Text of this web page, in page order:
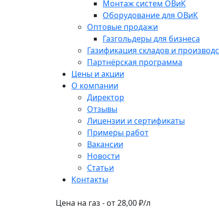
Монтаж систем ОВиК
Оборудование для ОВиК
Оптовые продажи
Газгольдеры для бизнеса
Газификация складов и
Партнёрская программа
Цены и акции
О компании
Директор
Отзывы
Лицензии и сертификаты
Примеры работ
Вакансии
Новости
Статьи
Контакты
Цена на газ - от 28,00 ₽/л